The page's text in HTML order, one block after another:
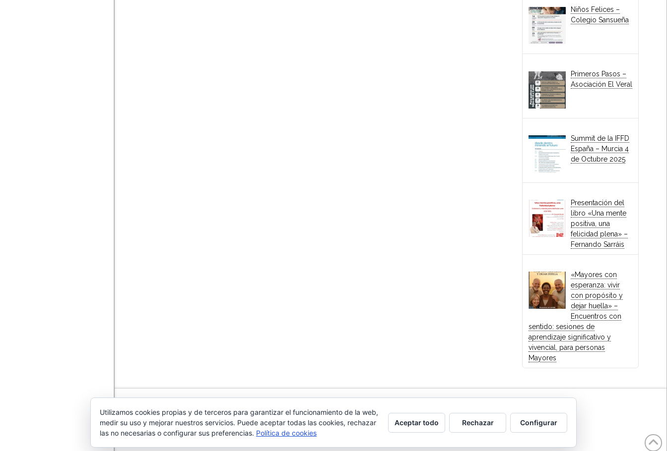
Niños Felices –
Colegio Sansueña
Primeros Pasos –
Asociación El Veral
Summit de la IFFD
España – Murcia 4
de Octubre 2025
Presentación del
libro «Una mente
positiva, una
felicidad plena» –
Fernando Sarráis
«Mayores con
esperanza: vivir
con propósito y
dejar huella» –
Encuentros con
sentido: sesiones de
aprendizaje significativo y
vivencial, para personas
Mayores
ASOCIACION COEF - CENTRO DE ORIENTACION Y ESTUDIOS DE LA FAMILIA -info@coef.es»
Utilizamos cookies propias y de terceros para garantizar el funcionamiento de la web,
medir su uso y mejorar nuestros servicios. Puede aceptar todas las cookies, rechazar
las no necesarias o configurar sus preferencias. Política de cookies
Aceptar todo Rechazar Configurar